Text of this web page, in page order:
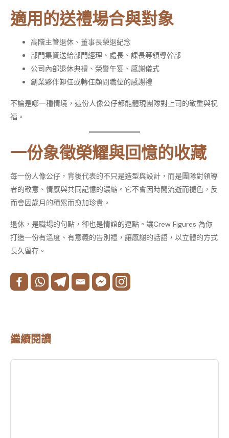
適用的送禮場合與對象
高階主管退休、董事長榮退紀念
部門集資送給部門經理、處長、課長等領導幹部
公司內部退休典禮、榮譽午宴、感謝儀式
創業夥伴卸任或轉任顧問職位的感謝禮
不論是哪一種情境，這份人像公仔都能體現團隊對上司的敬重與祝
福。
一份象徵榮耀與回憶的收藏
每一份人像公仔，背後代表的不只是造型與設計，而是團隊對領導
者的敬意、情感與共同記憶的濃縮。它不會因時間流逝而褪色，反
而會因歲月的積累而愈加珍貴。
退休，是職場的句點，卻也是情誼的逗點。讓Crew Figures 為你
打造一份有溫度、有意義的告別禮，讓感謝的話語，以立體的方式
長久留存。
繼續閱讀